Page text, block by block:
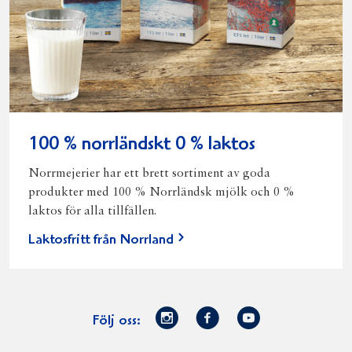
100 % norrländskt 0 % laktos
Norrmejerier har ett brett sortiment av goda
produkter med 100 % Norrländsk mjölk och 0 %
laktos för alla tillfällen.
Laktosfritt från Norrland
Följ oss:
Norrmejerier
Facebook
Youtube